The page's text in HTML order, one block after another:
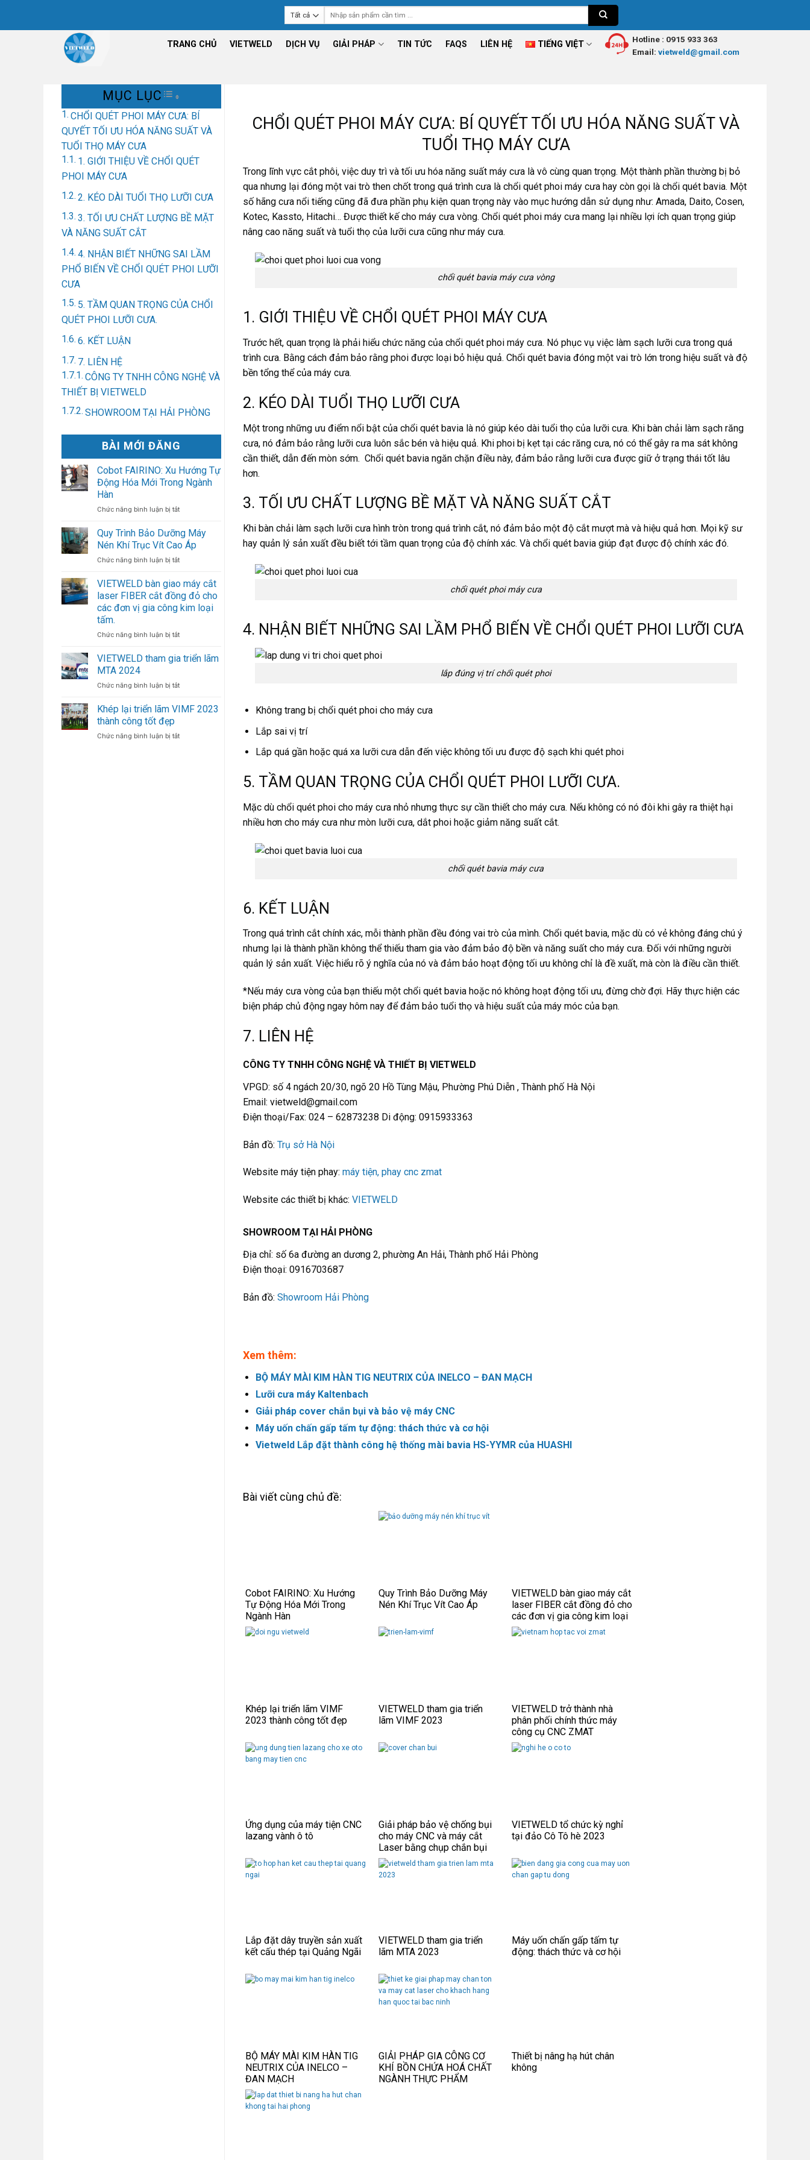
TRANG CHỦ VIETWELD DỊCH VỤ GIẢI PHÁP TIN TỨC FAQS LIÊN HỆ TIẾNG VIỆT Hotline : 0915 933 363
Email: vietweld@gmail.com
MỤC LỤC TOGGLE TABLE OF CONTENT
CHỔI QUÉT PHOI MÁY CƯA: BÍ
QUYẾT TỐI ƯU HÓA NĂNG SUẤT VÀ
TUỔI THỌ MÁY CƯA
1. GIỚI THIỆU VỀ CHỔI QUÉT
PHOI MÁY CƯA
2. KÉO DÀI TUỔI THỌ LƯỠI CƯA
3. TỐI ƯU CHẤT LƯỢNG BỀ MẶT
VÀ NĂNG SUẤT CẮT
4. NHẬN BIẾT NHỮNG SAI LẦM
PHỔ BIẾN VỀ CHỔI QUÉT PHOI LƯỠI
CƯA
5. TẦM QUAN TRỌNG CỦA CHỔI
QUÉT PHOI LƯỠI CƯA.
6. KẾT LUẬN
7. LIÊN HỆ
CÔNG TY TNHH CÔNG NGHỆ VÀ
THIẾT BỊ VIETWELD
SHOWROOM TẠI HẢI PHÒNG
BÀI MỚI ĐĂNG
Cobot FAIRINO: Xu Hướng Tự
Động Hóa Mới Trong Ngành
Hàn
Chức năng bình luận bị tắtở
FAIRINO:
Xu
Hướng
Tự
Hóa
Trong
Ngành
Quy Trình Bảo Dưỡng Máy
Nén Khí Trục Vít Cao Áp
Chức năng bình luận bị tắtở
Trình
Dưỡng
Máy
Cao
VIETWELD bàn giao máy cắt
laser FIBER cắt đồng đỏ cho
các đơn vị gia công kim loại
tấm.
Chức năng bình luận bị tắtở
bàn
cắt
FIBER
đỏ
VIETWELD tham gia triển lãm
MTA 2024
Chức năng bình luận bị tắtở
tham
lãm
Khép lại triển lãm VIMF 2023
thành công tốt đẹp
Chức năng bình luận bị tắtở
CHỔI QUÉT PHOI MÁY CƯA: BÍ QUYẾT TỐI ƯU HÓA NĂNG SUẤT VÀ
TUỔI THỌ MÁY CƯA
Trong lĩnh vực cắt phôi, việc duy trì và tối ưu hóa năng suất máy cưa là vô cùng quan trọng. Một thành phần thường bị bỏ
qua nhưng lại đóng một vai trò then chốt trong quá trình cưa là chổi quét phoi máy cưa hay còn gọi là chổi quét bavia. Một
số hãng cưa nổi tiếng cũng đã đưa phần phụ kiện quan trọng này vào mục hướng dẫn sử dụng như: Amada, Daito, Cosen,
Kotec, Kassto, Hitachi… Được thiết kế cho máy cưa vòng. Chổi quét phoi máy cưa mang lại nhiều lợi ích quan trọng giúp
nâng cao năng suất và tuổi thọ của lưỡi cưa cũng như máy cưa.
chổi quét bavia máy cưa vòng
1. GIỚI THIỆU VỀ CHỔI QUÉT PHOI MÁY CƯA
Trước hết, quan trọng là phải hiểu chức năng của chổi quét phoi máy cưa. Nó phục vụ việc làm sạch lưỡi cưa trong quá
trình cưa. Bằng cách đảm bảo rằng phoi được loại bỏ hiệu quả. Chổi quét bavia đóng một vai trò lớn trong hiệu suất và độ
bền tổng thể của máy cưa.
2. KÉO DÀI TUỔI THỌ LƯỠI CƯA
Một trong những ưu điểm nổi bật của chổi quét bavia là nó giúp kéo dài tuổi thọ của lưỡi cưa. Khi bàn chải làm sạch răng
cưa, nó đảm bảo rằng lưỡi cưa luôn sắc bén và hiệu quả. Khi phoi bị kẹt tại các răng cưa, nó có thể gây ra ma sát không
cần thiết, dẫn đến mòn sớm. Chổi quét bavia ngăn chặn điều này, đảm bảo rằng lưỡi cưa được giữ ở trạng thái tốt lâu
hơn.
3. TỐI ƯU CHẤT LƯỢNG BỀ MẶT VÀ NĂNG SUẤT CẮT
Khi bàn chải làm sạch lưỡi cưa hình tròn trong quá trình cắt, nó đảm bảo một độ cắt mượt mà và hiệu quả hơn. Mọi kỹ sư
hay quản lý sản xuất đều biết tới tầm quan trọng của độ chính xác. Và chổi quét bavia giúp đạt được độ chính xác đó.
chổi quét phoi máy cưa
4. NHẬN BIẾT NHỮNG SAI LẦM PHỔ BIẾN VỀ CHỔI QUÉT PHOI LƯỠI CƯA
lắp đúng vị trí chổi quét phoi
Không trang bị chổi quét phoi cho máy cưa
Lắp sai vị trí
Lắp quá gần hoặc quá xa lưỡi cưa dẫn đến việc không tối ưu được độ sạch khi quét phoi
5. TẦM QUAN TRỌNG CỦA CHỔI QUÉT PHOI LƯỠI CƯA.
Mặc dù chổi quét phoi cho máy cưa nhỏ nhưng thực sự cần thiết cho máy cưa. Nếu không có nó đôi khi gây ra thiệt hại
nhiều hơn cho máy cưa như mòn lưỡi cưa, dắt phoi hoặc giảm năng suất cắt.
chổi quét bavia máy cưa
6. KẾT LUẬN
Trong quá trình cắt chính xác, mỗi thành phần đều đóng vai trò của mình. Chổi quét bavia, mặc dù có vẻ không đáng chú ý
nhưng lại là thành phần không thể thiếu tham gia vào đảm bảo độ bền và năng suất cho máy cưa. Đối với những người
quản lý sản xuất. Việc hiểu rõ ý nghĩa của nó và đảm bảo hoạt động tối ưu không chỉ là đề xuất, mà còn là điều cần thiết.
*Nếu máy cưa vòng của bạn thiếu một chổi quét bavia hoặc nó không hoạt động tối ưu, đừng chờ đợi. Hãy thực hiện các
biện pháp chủ động ngay hôm nay để đảm bảo tuổi thọ và hiệu suất của máy móc của bạn.
7. LIÊN HỆ
CÔNG TY TNHH CÔNG NGHỆ VÀ THIẾT BỊ VIETWELD
VPGD: số 4 ngách 20/30, ngõ 20 Hồ Tùng Mậu, Phường Phú Diễn , Thành phố Hà Nội
Email: vietweld@gmail.com
Điện thoại/Fax: 024 – 62873238 Di động: 0915933363
Bản đồ: Trụ sở Hà Nội
Website máy tiện phay: máy tiện, phay cnc zmat
Website các thiết bị khác: VIETWELD
SHOWROOM TẠI HẢI PHÒNG
Địa chỉ: số 6a đường an dương 2, phường An Hải, Thành phố Hải Phòng
Điện thoại: 0916703687
Bản đồ: Showroom Hải Phòng
Xem thêm:
BỘ MÁY MÀI KIM HÀN TIG NEUTRIX CỦA INELCO – ĐAN MẠCH
Lưỡi cưa máy Kaltenbach
Giải pháp cover chắn bụi và bảo vệ máy CNC
Máy uốn chấn gấp tấm tự động: thách thức và cơ hội
Vietweld Lắp đặt thành công hệ thống mài bavia HS-YYMR của HUASHI
Bài viết cùng chủ đề:
Cobot FAIRINO: Xu Hướng
Tự Động Hóa Mới Trong
Ngành Hàn
Quy Trình Bảo Dưỡng Máy
Nén Khí Trục Vít Cao Áp
VIETWELD bàn giao máy cắt
laser FIBER cắt đồng đỏ cho
các đơn vị gia công kim loại
tấm.
Khép lại triển lãm VIMF
2023 thành công tốt đẹp
VIETWELD tham gia triển
lãm VIMF 2023
VIETWELD trở thành nhà
phân phối chính thức máy
công cụ CNC ZMAT
Ứng dụng của máy tiện CNC
lazang vành ô tô
Giải pháp bảo vệ chống bụi
cho máy CNC và máy cắt
Laser bằng chụp chắn bụi
VIETWELD tổ chức kỳ nghỉ
tại đảo Cô Tô hè 2023
Lắp đặt dây truyền sản xuất
kết cấu thép tại Quảng Ngãi
VIETWELD tham gia triển
lãm MTA 2023
Máy uốn chấn gấp tấm tự
động: thách thức và cơ hội
BỘ MÁY MÀI KIM HÀN TIG
NEUTRIX CỦA INELCO –
ĐAN MẠCH
GIẢI PHÁP GIA CÔNG CƠ
KHÍ BỒN CHỨA HOÁ CHẤT
NGÀNH THỰC PHẨM
Thiết bị nâng hạ hút chân
không